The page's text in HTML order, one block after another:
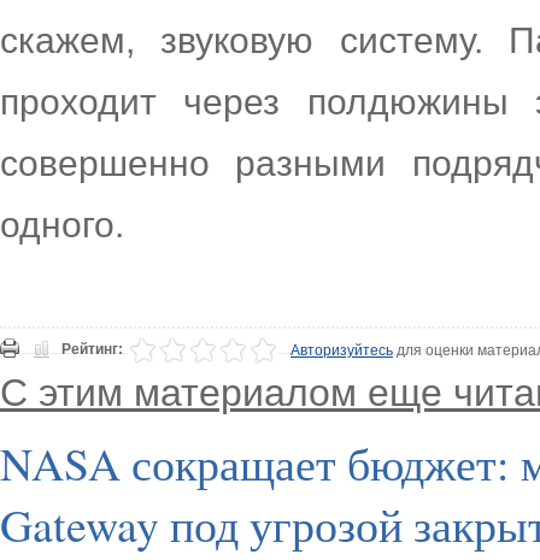
скажем, звуковую систему.
проходит через полдюжины
совершенно разными
одного.
Рейтинг: Авторизуйтесьдля оценки
С этим материалом еще
NASA сокращает бюджет:
Gateway под угрозой